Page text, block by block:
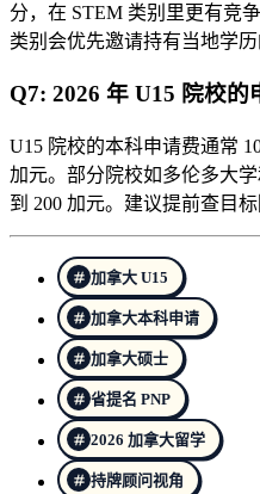
分，在 STEM 类别里更有竞
类别会优先邀请持有当地学历
Q7: 2026 年 U15 院校的
U15 院校的本科申请费通常
加元。部分院校如多伦多大
到 200 加元。建议提前查目
加拿大 U15
加拿大本科申请
加拿大硕士
省提名 PNP
2026 加拿大留学
持牌顾问视角